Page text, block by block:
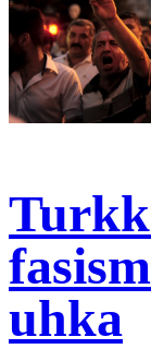
uhka